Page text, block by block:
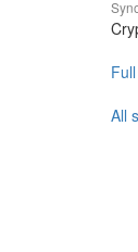
All